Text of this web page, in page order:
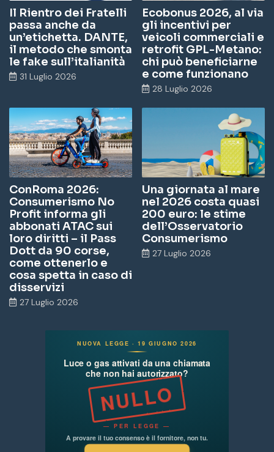
Il Rientro dei Fratelli
passa anche da
un’etichetta. DANTE,
il metodo che smonta
le fake sull’italianità
31 Luglio 2026
Ecobonus 2026, al via
gli incentivi per
veicoli commerciali e
retrofit GPL-Metano:
chi può beneficiarne
e come funzionano
28 Luglio 2026
ConRoma 2026:
Consumerismo No
Profit informa gli
abbonati ATAC sui
loro diritti – il Pass
Dott da 90 corse,
come ottenerlo e
cosa spetta in caso di
disservizi
27 Luglio 2026
Una giornata al mare
nel 2026 costa quasi
200 euro: le stime
dell’Osservatorio
Consumerismo
27 Luglio 2026